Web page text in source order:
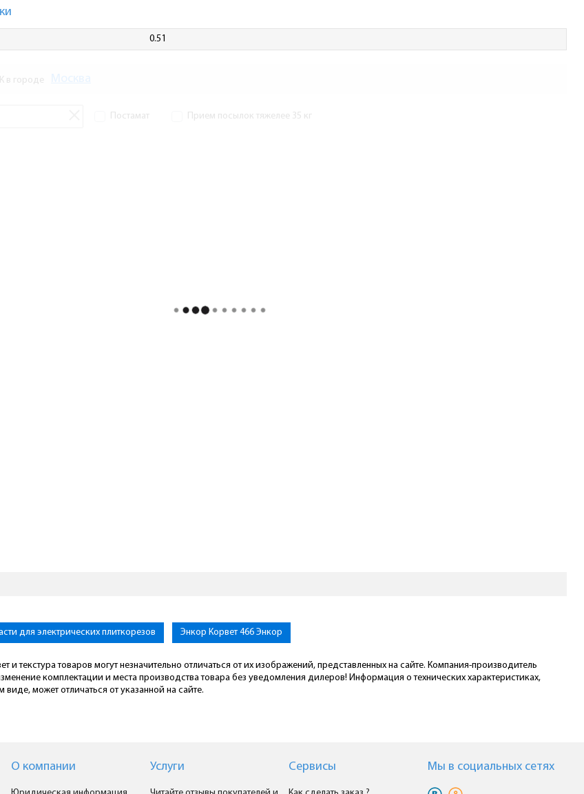
0.51
в городе
Постамат Прием посылок тяжелее 35 кг
для электрических плиткорезов Энкор Корвет 466 Энкор
и текстура товаров могут незначительно отличаться от их изображений, представленных на сайте. Компания-производитель
комплектации и места производства товара без уведомления дилеров! Информация о технических характеристиках,
может отличаться от указанной на сайте.
О компании Услуги Сервисы Мы в cоциальных сетях